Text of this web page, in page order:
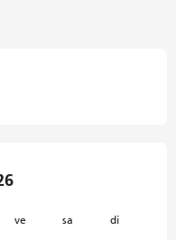
ve sa di